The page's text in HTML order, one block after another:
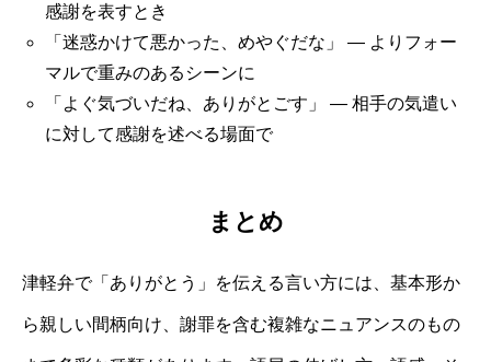
感謝を表すとき
「迷惑かけて悪かった、めやぐだな」 — よりフォー
マルで重みのあるシーンに
「よぐ気づいだね、ありがとごす」 — 相手の気遣い
に対して感謝を述べる場面で
まとめ
津軽弁で「ありがとう」を伝える言い方には、基本形か
ら親しい間柄向け、謝罪を含む複雑なニュアンスのもの